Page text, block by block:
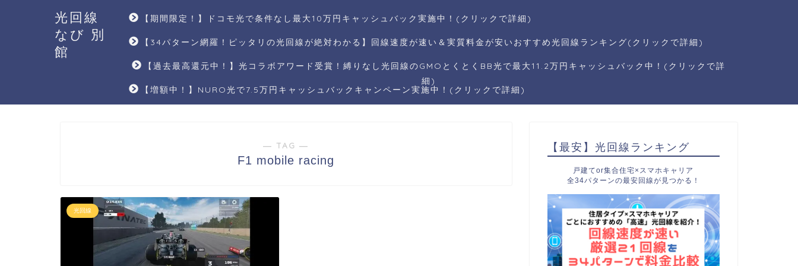
光回線
なび 別
館
【期間限定！】ドコモ光で条件なし最大10万円キャッシュバック実施中！(クリックで詳細)
【34パターン網羅！ピッタリの光回線が絶対わかる】回線速度が速い＆実質料金が安いおすすめ光回線ランキング(クリックで詳細)
【過去最高還元中！】光コラボアワード受賞！縛りなし光回線のGMOとくとくBB光で最大11.2万円キャッシュバック中！(クリックで詳
細)
【増額中！】NURO光で7.5万円キャッシュバックキャンペーン実施中！(クリックで詳細)
― TAG ―
F1 mobile racing
光回線
【最安】光回線ランキング
戸建てor集合住宅×スマホキャリア
全34パターンの最安回線が見つかる！